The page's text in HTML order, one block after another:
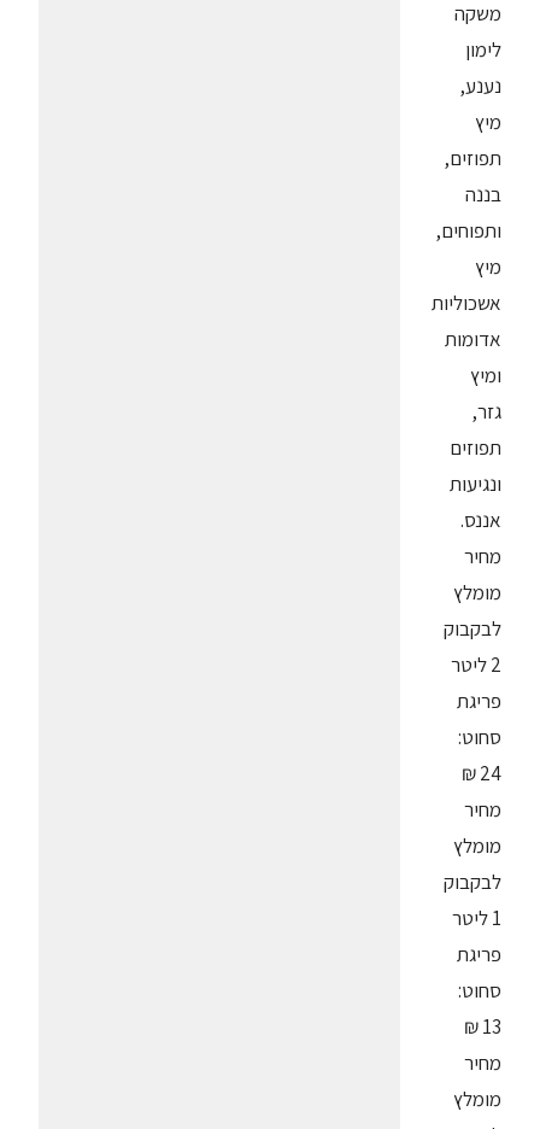
משקה
לימון
נענע,
מיץ
תפוזים,
בננה
ותפוחים,
מיץ
אשכוליות
אדומות
ומיץ
גזר,
תפוזים
ונגיעות
אננס.
מחיר
מומלץ
לבקבוק
2 ליטר
פריגת
סחוט:
24 ₪
מחיר
מומלץ
לבקבוק
1 ליטר
פריגת
סחוט:
13 ₪
מחיר
מומלץ